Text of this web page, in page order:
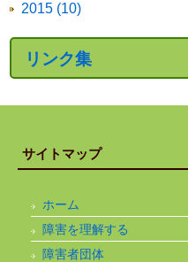
2015 (10)
リンク集
サイトマップ
ホーム
障害を理解する
障害者団体